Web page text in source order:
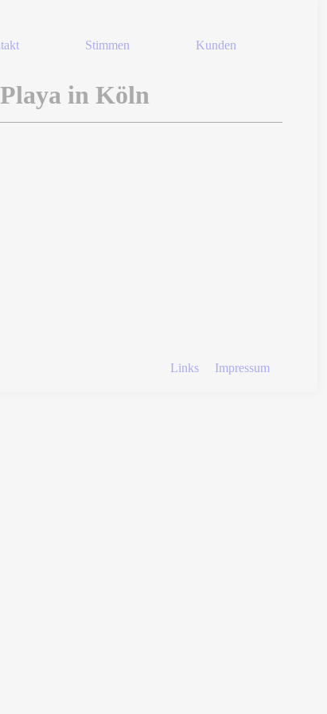
Stimmen Kunden
in Köln
Links Impressum